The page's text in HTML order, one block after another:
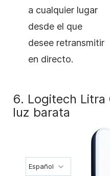
a cualquier lugar
desde el que
desee retransmitir
en directo.
6. Logitech
luz barata
Español